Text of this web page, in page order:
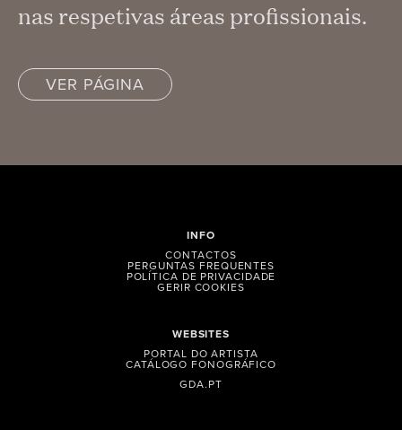
nas respetivas áreas profissionais.
VER PÁGINA
WEBSITES
PORTAL DO ARTISTA
CATÁLOGO FONOGRÁFICO
GDA.PT
INFO
CONTACTOS
PERGUNTAS FREQUENTES
POLÍTICA DE PRIVACIDADE
GERIR COOKIES